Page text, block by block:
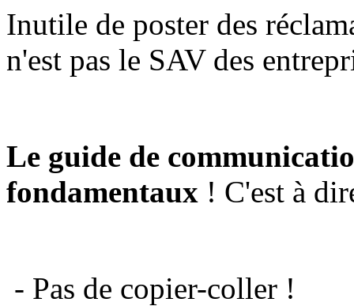
Inutile de poster des
n'est pas le SAV des
Le guide de
fondamentaux ! C'est à
- Pas de copier-coller !